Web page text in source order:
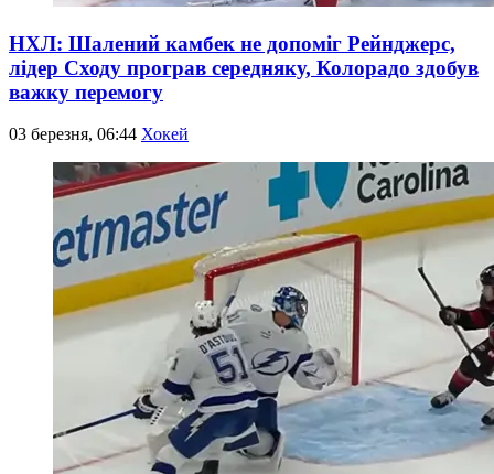
НХЛ: Шалений камбек не допоміг Рейнджерс,
лідер Сходу програв середняку, Колорадо здобув
важку перемогу
03 березня, 06:44 Хокей